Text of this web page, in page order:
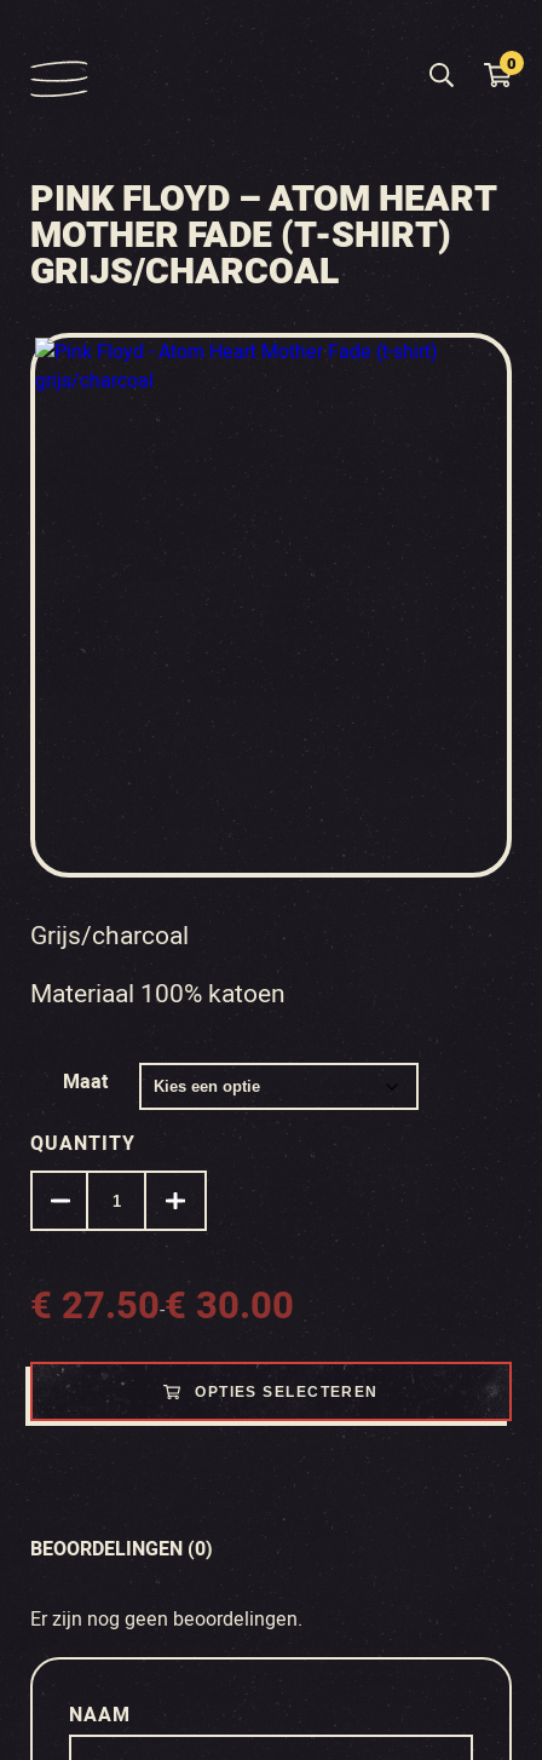
0
PINK FLOYD – ATOM HEART
MOTHER FADE (T-SHIRT)
GRIJS/CHARCOAL
Grijs/charcoal
Materiaal 100% katoen
Maat
QUANTITY
€ 27.50-€ 30.00
Prijsklasse:
tot
€ 30.00
OPTIES SELECTEREN
BEOORDELINGEN (0)
Er zijn nog geen beoordelingen.
NAAM